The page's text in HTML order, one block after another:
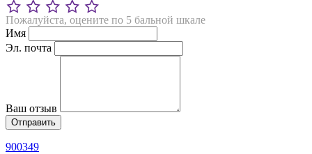
Пожалуйста, оцените по 5 бальной шкале
Имя
Эл. почта
Ваш отзыв
900349